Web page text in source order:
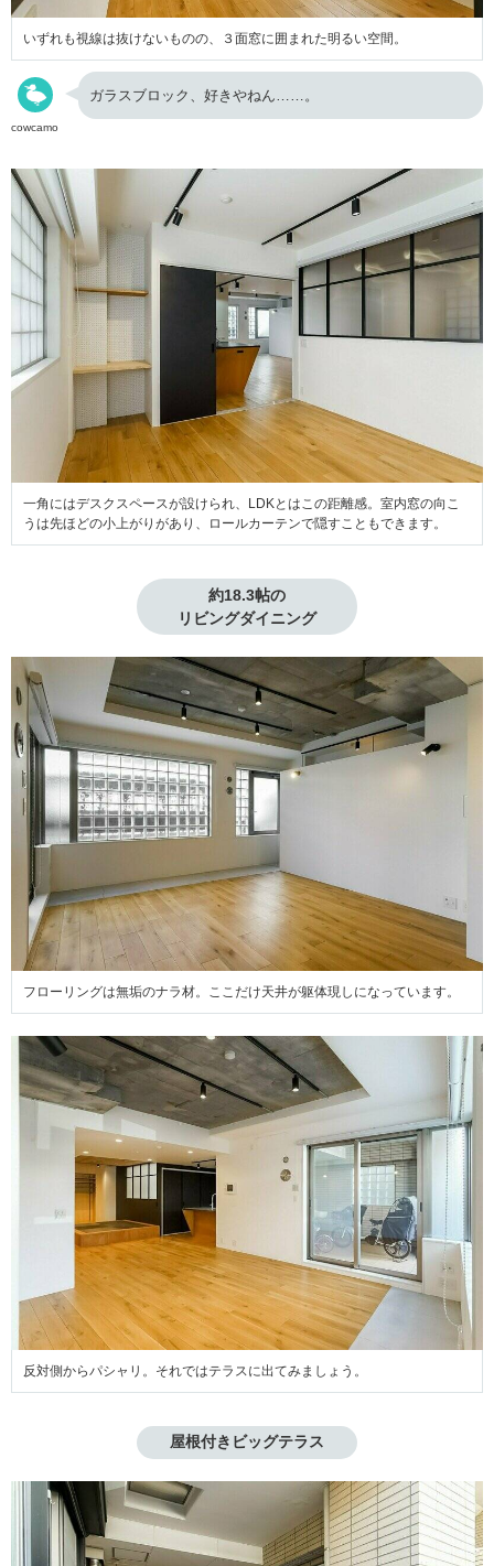
いずれも視線は抜けないものの、３面窓に囲まれた明るい空間。
cowcamo
ガラスブロック、好きやねん……。
一角にはデスクスペースが設けられ、LDKとはこの距離感。室内窓の向こ
うは先ほどの小上がりがあり、ロールカーテンで隠すこともできます。
約18.3帖の
リビングダイニング
フローリングは無垢のナラ材。ここだけ天井が躯体現しになっています。
反対側からパシャリ。それではテラスに出てみましょう。
屋根付きビッグテラス